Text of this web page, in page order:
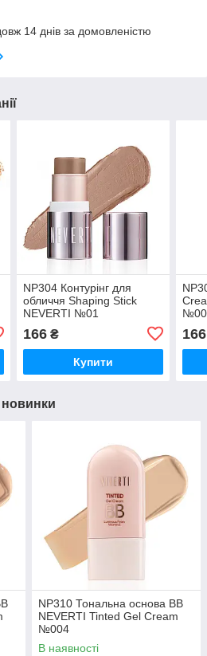
14 днів за домовленістю
NP304 Контурінг для
обличчя Shaping Stick
NEVERTI №01
166₴
Купити
166
новинки
NP310 Тональна основа BB
NEVERTI Tinted Gel Cream
№004
В наявності